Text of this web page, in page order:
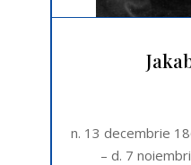
n. 13 decembrie
– d. 7